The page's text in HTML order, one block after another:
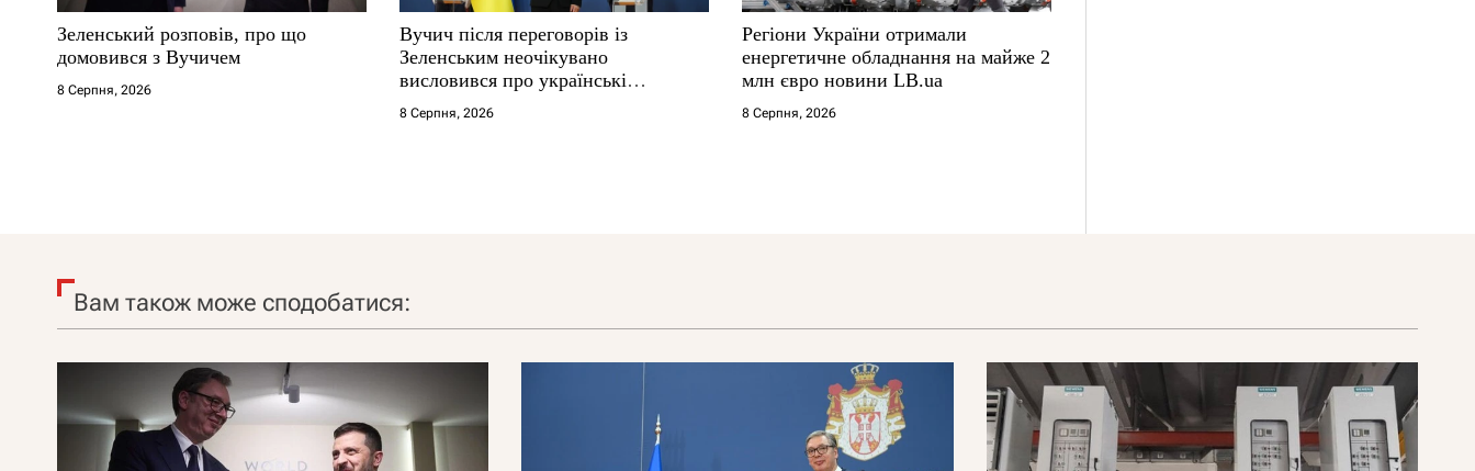
Зеленський розповів, про що
домовився з Вучичем
8 Серпня, 2026
Вучич після переговорів із
Зеленським неочікувано
висловився про українські
території
8 Серпня, 2026
Регіони України отримали
енергетичне обладнання на майже 2
млн євро новини LB.ua
8 Серпня, 2026
Вам також може сподобатися: